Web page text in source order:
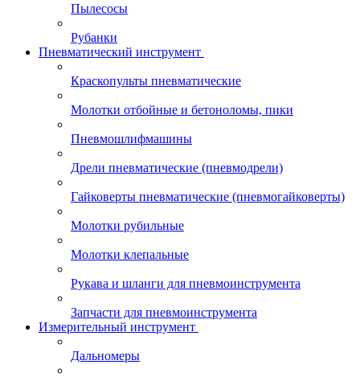
Пылесосы
Рубанки
Пневматический инструмент
Краскопульты пневматические
Молотки отбойные и бетоноломы, пики
Пневмошлифмашины
Дрели пневматические (пневмодрели)
Гайковерты пневматические (пневмогайковерты)
Молотки рубильные
Молотки клепальные
Рукава и шланги для пневмоинструмента
Запчасти для пневмоинструмента
Измерительный инструмент
Дальномеры